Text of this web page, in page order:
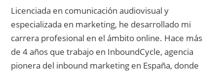
Licenciada en comunicación audiovisual y
especializada en marketing, he desarrollado mi
carrera profesional en el ámbito online. Hace más
de 4 años que trabajo en InboundCycle, agencia
pionera del inbound marketing en España, donde